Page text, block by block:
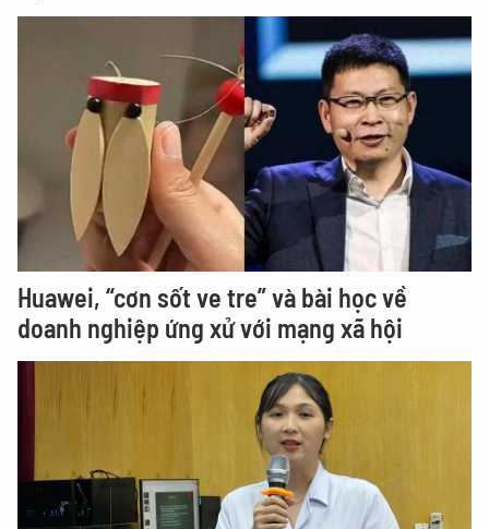
Huawei, “cơn sốt ve tre” và bài học về
doanh nghiệp ứng xử với mạng xã hội